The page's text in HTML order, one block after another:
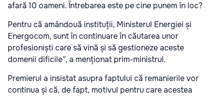
afară 10 oameni. Întrebarea este pe cine punem în loc?
Pentru că amândouă instituții, Ministerul Energiei și
Energocom, sunt în continuare în căutarea unor
profesioniști care să vină și să gestioneze aceste
domenii dificile”, a menționat prim-ministrul.
Premierul a insistat asupra faptului că remanierile vor
continua și că, de fapt, motivul pentru care acestea